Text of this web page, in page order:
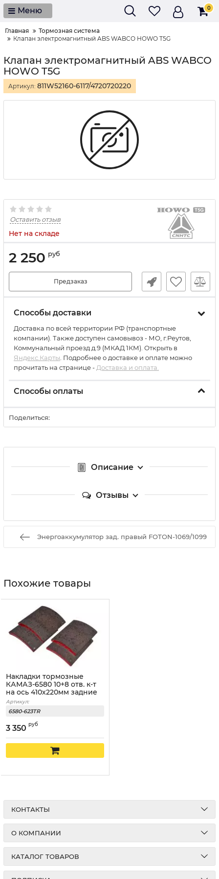
Меню 0
Главная
Тормозная система
Клапан электромагнитный ABS WABCO HOWO T5G
Клапан электромагнитный ABS WABCO
HOWO T5G
Артикул: 811W52160-6117/4720720220
Оставить отзыв
Нет на складе
2 250 руб
Предзаказ
Способы доставки
Доставка по всей территории РФ (транспортные
компании). Также доступен самовывоз - МО, г.Реутов,
Коммунальный проезд д.9 (МКАД 1КМ). Открыть в
Яндекс.Карты . Подробнее о доставке и оплате можно
прочитать на странице - Доставка и оплата.
Способы оплаты
Поделиться:
Описание
Отзывы
Энергоаккумулятор зад. правый FOTON-1069/1099
Похожие товары
Накладки тормозные
КАМАЗ-6580 10+8 отв. к-т
на ось 410х220мм задние
Артикул:
6580-623TR
3 350 руб
КОНТАКТЫ
О КОМПАНИИ
КАТАЛОГ ТОВАРОВ